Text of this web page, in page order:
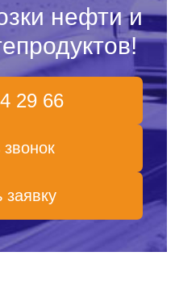
нефти и
29 66
звонок
заявку